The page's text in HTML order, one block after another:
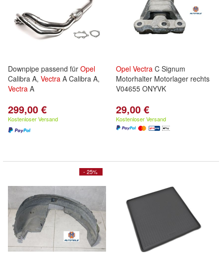
Downpipe passend für Opel
Calibra A, Vectra A Calibra A,
Vectra A
299,00 €
Kostenloser Versand
Opel Vectra C Signum
Motorhalter Motorlager rechts
V04655 ONYVK
29,00 €
Kostenloser Versand
- 25%